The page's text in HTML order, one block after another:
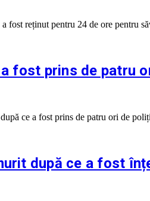
fost reținut pentru 24 de ore pentru
fost prins de patru
ce a fost prins de patru ori de
după ce a fost